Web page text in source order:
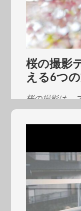
桜の撮影
える6つ
桜の撮影は、
メラの位置や